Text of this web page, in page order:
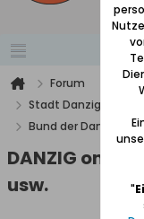
Forum
Stadt Danzig mit
Bund der Danziger
DANZIG
usw.
"